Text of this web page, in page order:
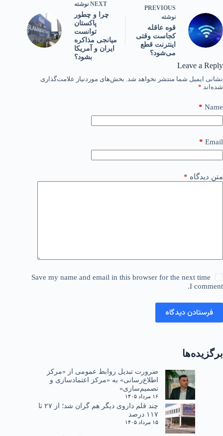
PREVIOUS
نوشته
قوه عاقله
کجاست وقتی
اینترنت قطع
می‌شود؟
NEXT نوشته
چرا و چطور
پاکستان
توانست
میانجی مذاکره
ایران و آمریکا
بشود؟
Leave a Reply
نشانی ایمیل شما منتشر نخواهد شد. بخش‌های موردنیاز علامت‌گذاری
شده‌اند *
Name
*
Email
*
متن دیدگاه *
Save my name and email in this browser for the next time
I comment.
فرستادن دیدگاه
برگزیده‌ها
ضرورت تبدیل روابط عمومی از «مرکز
اطلاع‌رسانی» به «مرکز اعتمادسازی و
تصمیم‌سازی»
۱۶ مرداد ۱۴۰۵
چند قلم داروی دیگر هم گران شد؛ از ۲۷ تا
۱۱۷ درصد
۱۵ مرداد ۱۴۰۵